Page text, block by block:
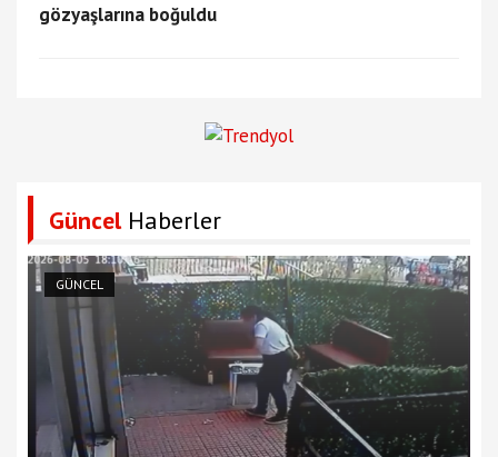
gözyaşlarına boğuldu
GüncelHaberler
GÜNCEL